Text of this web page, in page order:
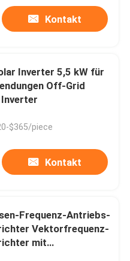
Kontakt
Inverter 5,5 kW für
Off-Grid
$365/piece
Kontakt
Frequenz-Antriebs-
Vektorfrequenz-
mit